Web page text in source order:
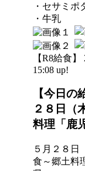
・セサミポ
・牛乳
【R8給食】
15:08 up!
【今日の
２８日（
料理「鹿
５月２８日
食～郷土料